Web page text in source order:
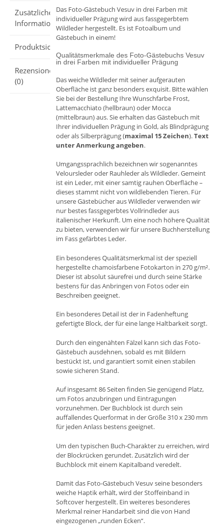
Zusätzliche
Informationen
Produktsicherheit
Rezensionen
(0)
Das Foto-Gästebuch Vesuv in drei Farben mit
individueller Prägung wird aus fassgegerbtem
Wildleder hergestellt. Es ist Fotoalbum und
Gästebuch in einem!
Qualitätsmerkmale des Foto-Gästebuchs Vesuv
in drei Farben mit individueller Prägung
Das weiche Wildleder mit seiner aufgerauten
Oberfläche ist ganz besonders exquisit. Bitte wählen
Sie bei der Bestellung Ihre Wunschfarbe Frost,
Lattemacchiato (hellbraun) oder Mocca
(mittelbraun) aus. Sie erhalten das Gästebuch mit
Ihrer individuellen Prägung in Gold, als Blindprägung
oder als Silberprägung (maximal 15 Zeichen).Text
unter Anmerkung angeben.
Umgangssprachlich bezeichnen wir sogenanntes
Veloursleder oder Rauhleder als Wildleder. Gemeint
ist ein Leder, mit einer samtig rauhen Oberfläche –
dieses stammt nicht von wildlebenden Tieren. Für
unsere Gästebücher aus Wildleder verwenden wir
nur bestes fassgegerbtes Vollrindleder aus
italienischer Herkunft. Um eine noch höhere Qualität
zu bieten, verwenden wir für unsere Buchherstellung
im Fass gefärbtes Leder.
Ein besonderes Qualitätsmerkmal ist der speziell
hergestellte chamoisfarbene Fotokarton in 270 g/m².
Dieser ist absolut säurefrei und durch seine Stärke
bestens für das Anbringen von Fotos oder ein
Beschreiben geeignet.
Ein besonderes Detail ist der in Fadenheftung
gefertigte Block, der für eine lange Haltbarkeit sorgt.
Durch den eingenähten Fälzel kann sich das Foto-
Gästebuch ausdehnen, sobald es mit Bildern
bestückt ist, und garantiert somit einen stabilen
sowie sicheren Stand.
Auf insgesamt 86 Seiten finden Sie genügend Platz,
um Fotos anzubringen und Eintragungen
vorzunehmen. Der Buchblock ist durch sein
auffallendes Querformat in der Größe 310 x 230 mm
für jeden Anlass bestens geeignet.
Um den typischen Buch-Charakter zu erreichen, wird
der Blockrücken gerundet. Zusätzlich wird der
Buchblock mit einem Kapitalband veredelt.
Damit das Foto-Gästebuch Vesuv seine besonders
weiche Haptik erhält, wird der Stoffeinband in
Softcover hergestellt. Ein weiteres besonderes
Merkmal reiner Handarbeit sind die von Hand
eingezogenen „runden Ecken“.